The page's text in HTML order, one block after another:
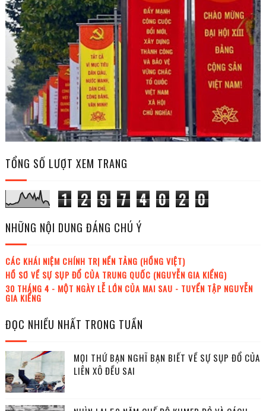
TỔNG SỐ LƯỢT XEM TRANG
1 2 9 7 4 0 2 0
NHỮNG NỘI DUNG ĐÁNG CHÚ Ý
CÁC KHÁI NIỆM CHÍNH TRỊ NỀN TẢNG (HỒNG VIỆT)
HỒ SƠ VỀ SỰ SỤP ĐỔ CỦA TRUNG QUỐC (NGUYỄN GIA KIỂNG)
30 THÁNG 4 - MỘT NGÀY LỄ LỚN CỦA MAI SAU - TUYỂN TẬP NGUYỄN
GIA KIỂNG
ĐỌC NHIỀU NHẤT TRONG TUẦN
MỌI THỨ BẠN NGHĨ BẠN BIẾT VỀ SỰ SỤP ĐỔ CỦA
LIÊN XÔ ĐỀU SAI